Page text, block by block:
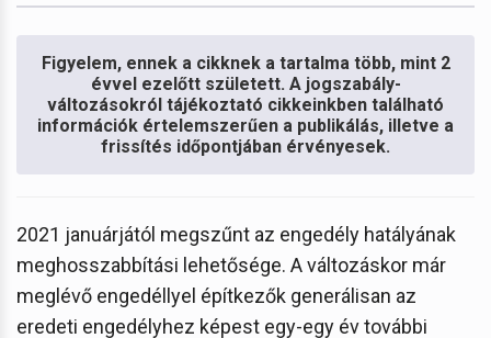
Figyelem, ennek a cikknek a tartalma több, mint 2
évvel ezelőtt született. A jogszabály-
változásokról tájékoztató cikkeinkben található
információk értelemszerűen a publikálás, illetve a
frissítés időpontjában érvényesek.
2021 januárjától megszűnt az engedély hatályának
meghosszabbítási lehetősége. A változáskor már
meglévő engedéllyel építkezők generálisan az
eredeti engedélyhez képest egy-egy év további